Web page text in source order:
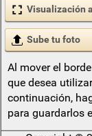
Visualización
Sube tu foto
Al mover el
que desea
continuación,
para guardarlos